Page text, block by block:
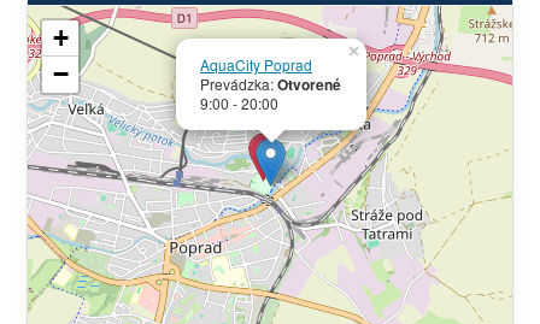
AquaCity Poprad
Prevádzka:Otvorené
9:00 - 20:00
×
+
−